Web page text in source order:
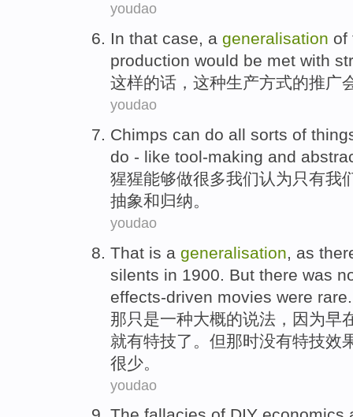
youdao
In that case, a generalisation of
production would be met with
这样的话，这种生产方式的推广
youdao
Chimps can do all sorts of
do - like tool-making and
猩猩能够做很多我们认为 只有我
抽象和归纳。
youdao
That is a generalisation as
silents in 1900. But there was
effects-driven movies were rare
那 只是一种大概的说法 ， 因为早
就有特技了。 但那时没有特技效
很少。
youdao